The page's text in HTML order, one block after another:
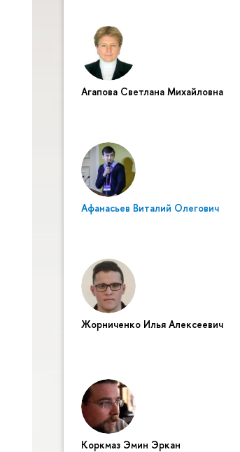
Агапова Светлана Михайловна
Афанасьев Виталий Олегович
Жорниченко Илья Алексеевич
Коркмаз Эмин Эркан